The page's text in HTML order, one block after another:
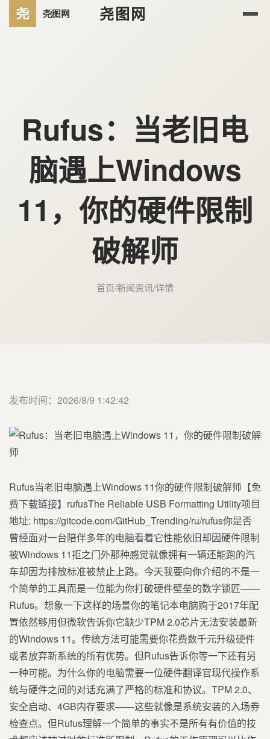
尧图网
Rufus：当老旧电
脑遇上Windows
11，你的硬件限制
破解师
首页/新闻资讯/详情
发布时间：2026/8/9 1:42:42
Rufus当老旧电脑遇上Windows 11你的硬件限制破解师【免
费下载链接】rufusThe Reliable USB Formatting Utility项目
地址: https://gitcode.com/GitHub_Trending/ru/rufus你是否
曾经面对一台陪伴多年的电脑看着它性能依旧却因硬件限制
被Windows 11拒之门外那种感觉就像拥有一辆还能跑的汽
车却因为排放标准被禁止上路。今天我要向你介绍的不是一
个简单的工具而是一位能为你打破硬件壁垒的数字锁匠——
Rufus。想象一下这样的场景你的笔记本电脑购于2017年配
置依然够用但微软告诉你它缺少TPM 2.0芯片无法安装最新
的Windows 11。传统方法可能需要你花费数千元升级硬件
或者放弃新系统的所有优势。但Rufus告诉你等一下还有另
一种可能。为什么你的电脑需要一位硬件翻译官现代操作系
统与硬件之间的对话充满了严格的标准和协议。TPM 2.0、
安全启动、4GB内存要求——这些就像是系统安装的入场券
检查点。但Rufus理解一个简单的事实不是所有有价值的技